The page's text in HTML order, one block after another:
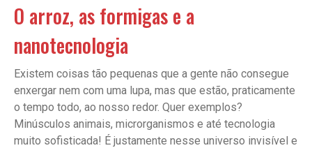
O arroz, as formigas e a
nanotecnologia
Existem coisas tão pequenas que a gente não consegue
enxergar nem com uma lupa, mas que estão, praticamente
o tempo todo, ao nosso redor. Quer exemplos?
Minúsculos animais, microrganismos e até tecnologia
muito sofisticada! É justamente nesse universo invisível e